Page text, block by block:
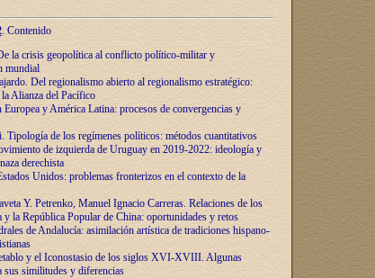
. Contenido
la crisis geopolítica al conflicto político-militar y
mundial
Del regionalismo abierto al regionalismo estratégico:
Alianza del Pacífico
y América Latina: procesos de convergencias y
de los regímenes políticos: métodos cuantitativos
de izquierda de Uruguay en 2019-2022: ideología y
derechista
Unidos: problemas fronterizos en el contexto de la
Y. Petrenko, Manuel Ignacio Carreras. Relaciones de los
y la República Popular de China: oportunidades y retos
de Andalucía: asimilación artística de tradiciones hispano-
y el Iconostasio de los siglos XVI-XVIII. Algunas
sus similitudes y diferencias